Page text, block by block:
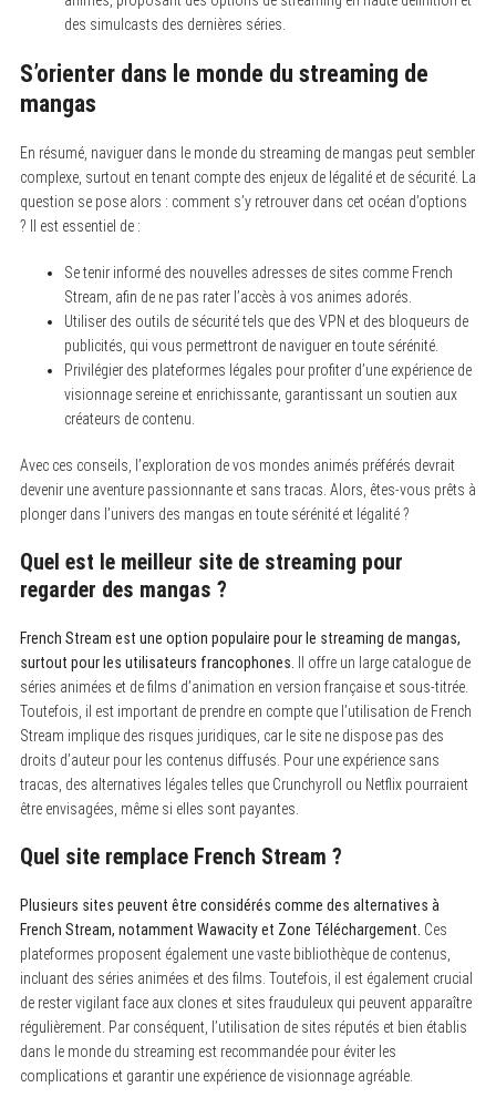
des simulcasts des dernières séries.
S’orienter dans le monde du streaming de
mangas
En résumé, naviguer dans le monde du streaming de mangas peut sembler
complexe, surtout en tenant compte des enjeux de légalité et de sécurité. La
question se pose alors : comment s’y retrouver dans cet océan d’options
? Il est essentiel de :
Se tenir informé des nouvelles adresses de sites comme French
Stream, afin de ne pas rater l’accès à vos animes adorés.
Utiliser des outils de sécurité tels que des VPN et des bloqueurs de
publicités, qui vous permettront de naviguer en toute sérénité.
Privilégier des plateformes légales pour profiter d’une expérience de
visionnage sereine et enrichissante, garantissant un soutien aux
créateurs de contenu.
Avec ces conseils, l’exploration de vos mondes animés préférés devrait
devenir une aventure passionnante et sans tracas. Alors, êtes-vous prêts à
plonger dans l’univers des mangas en toute sérénité et légalité ?
Quel est le meilleur site de streaming pour
regarder des mangas ?
French Stream est une option populaire pour le streaming de mangas,
surtout pour les utilisateurs francophones.
Il offre un large catalogue de
séries animées et de films d’animation en version française et sous-titrée.
Toutefois, il est important de prendre en compte que l’utilisation de French
Stream implique des risques juridiques, car le site ne dispose pas des
droits d’auteur pour les contenus diffusés. Pour une expérience sans
tracas, des alternatives légales telles que Crunchyroll ou Netflix pourraient
être envisagées, même si elles sont payantes.
Quel site remplace French Stream ?
Plusieurs sites peuvent être considérés comme des alternatives à
French Stream, notamment Wawacity et Zone Téléchargement. Ces
plateformes proposent également une vaste bibliothèque de contenus,
incluant des séries animées et des films. Toutefois, il est également crucial
de rester vigilant face aux clones et sites frauduleux qui peuvent apparaître
régulièrement. Par conséquent, l’utilisation de sites réputés et bien établis
dans le monde du streaming est recommandée pour éviter les
complications et garantir une expérience de visionnage agréable.